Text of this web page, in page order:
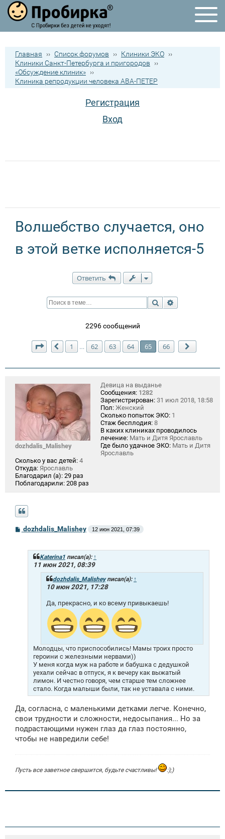
Главная ›› Список форумов ›› Клиники ЭКО ››
Клиники Санкт-Петербурга и пригородов
››
«Обсуждение клиник» ››
Клиника репродукции человека АВА-ПЕТЕР
Регистрация
Вход
Волшебство случается, оно
в этой ветке исполняется-5
Ответить
Поиск
2296 сообщений
Страница 65 из66
Пред.
1 … 62 63 64 65 66
dozhdalis_Malishey
Девица на выданье
Сообщения: 1282
Зарегистрирован: 31 июл 2018, 18:58
Пол: Женский
Сколько попыток ЭКО: 1
Стаж бесплодия: 8
В каких клиниках проводилось
лечение: Мать и Дитя Ярославль
Где было удачное ЭКО: Мать и Дитя
Ярославль
Сколько у вас детей: 4
Откуда: Ярославль
Благодарил (а): 29 раз
Поблагодарили: 208 раз
Сdozhdalis_Malishey 12 июн 2021, 07:39
Katerina1 писал(а): ↑
11 июн 2021, 08:39
dozhdalis_Malisheyписал(а): ↑
10 июн 2021, 17:28
Да, прекрасно, и ко всему привыкаешь!
Молодцы, что приспособились! Мамы троих просто
героини с железными нервами))
У меня когда муж на работе и бабушка с дедушкой
уехали сейчас в отпуск, я к вечеру как выжатый
лимон. И честно говоря, чем старше тем сложнее
стало. Когда малыши были, так не уставала с ними.
Да, согласна, с маленькими детками легче. Конечно,
свои трудности и сложности, недосыпания... Но за
подрастающими нужен глаз да глаз постоянно,
чтобы не навредили себе!
Пусть все заветное свершится, будьте счастливы! :);)